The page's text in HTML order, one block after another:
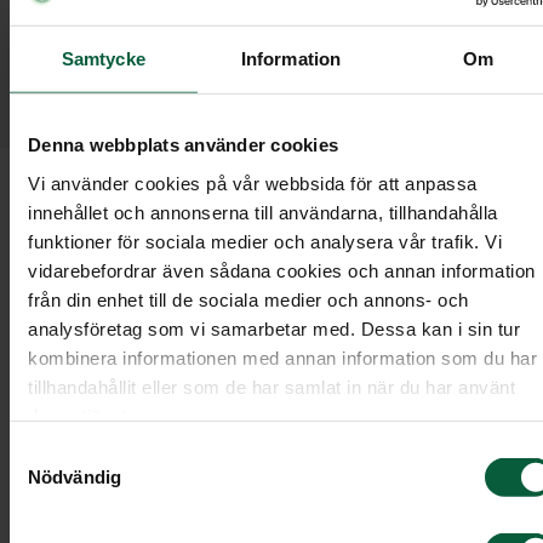
Samtycke Information Om
Denna webbplats använder cookies
Vi använder cookies på vår webbsida för att anpassa
innehållet och annonserna till användarna, tillhandahålla
funktioner för sociala medier och analysera vår trafik. Vi
vidarebefordrar även sådana cookies och annan information
från din enhet till de sociala medier och annons- och
analysföretag som vi samarbetar med. Dessa kan i sin tur
kombinera informationen med annan information som du har
tillhandahållit eller som de har samlat in när du har använt
Nödvändig
gör vi fel. Även då ska det vara enkelt att vara
kund hos oss. Därför har vi en
Kundombudsman dit du kan vända dig om du
Om du har frågor kring ett ärende eller vill ha en
förklaring kontaktar du i första hand din
kundrådgivare, dennes chef eller distriktschefen.
Tillsammans kan ni då gå igenom vad som har
hänt. Många ärenden blir uppklarade redan här.
Men kommer ni inte fram till någon lösning kan
Kontakta Kundombudsmannen